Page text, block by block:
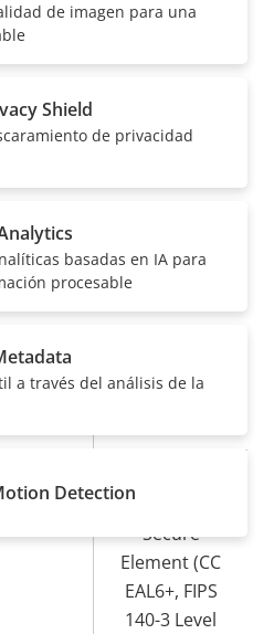
Sí
la
de
la
Secure
Element (CC
EAL6+, FIPS
140-3 Level
de imagen para una
Shield
de privacidad
basadas en IA para
procesable
a través del análisis de la
Detection